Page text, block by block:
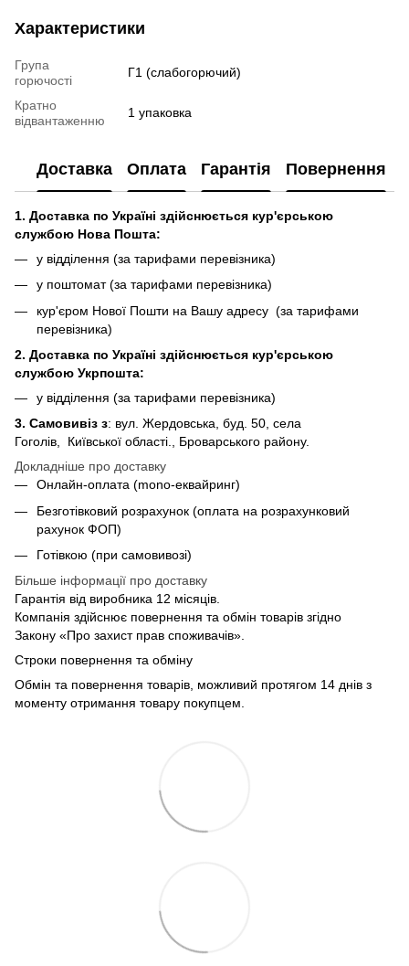
Характеристики
Група
горючості
Г1 (слабогорючий)
Кратно
відвантаженню
1 упаковка
Доставка Оплата Гарантія Повернення
1. Доставка по Україні здійснюється кур'єрською
службою Нова Пошта:
у відділення (за тарифами перевізника)
у поштомат (за тарифами перевізника)
кур'єром Нової Пошти на Вашу адресу (за тарифами
перевізника)
2. Доставка по Україні здійснюється кур'єрською
службою Укрпошта:
у відділення (за тарифами перевізника)
3. Самовивіз з: вул. Жердовська, буд. 50, села
Гоголів, Київської області., Броварського району.
Докладніше про доставку
Онлайн-оплата (mono-еквайринг)
Безготівковий розрахунок (оплата на розрахунковий
рахунок ФОП)
Готівкою (при самовивозі)
Більше інформації про доставку
Гарантія від виробника 12 місяців.
Компанія здійснює повернення та обмін товарів згідно
Закону «Про захист прав споживачів».
Строки повернення та обміну
Обмін та повернення товарів, можливий протягом 14 днів з
моменту отримання товару покупцем.